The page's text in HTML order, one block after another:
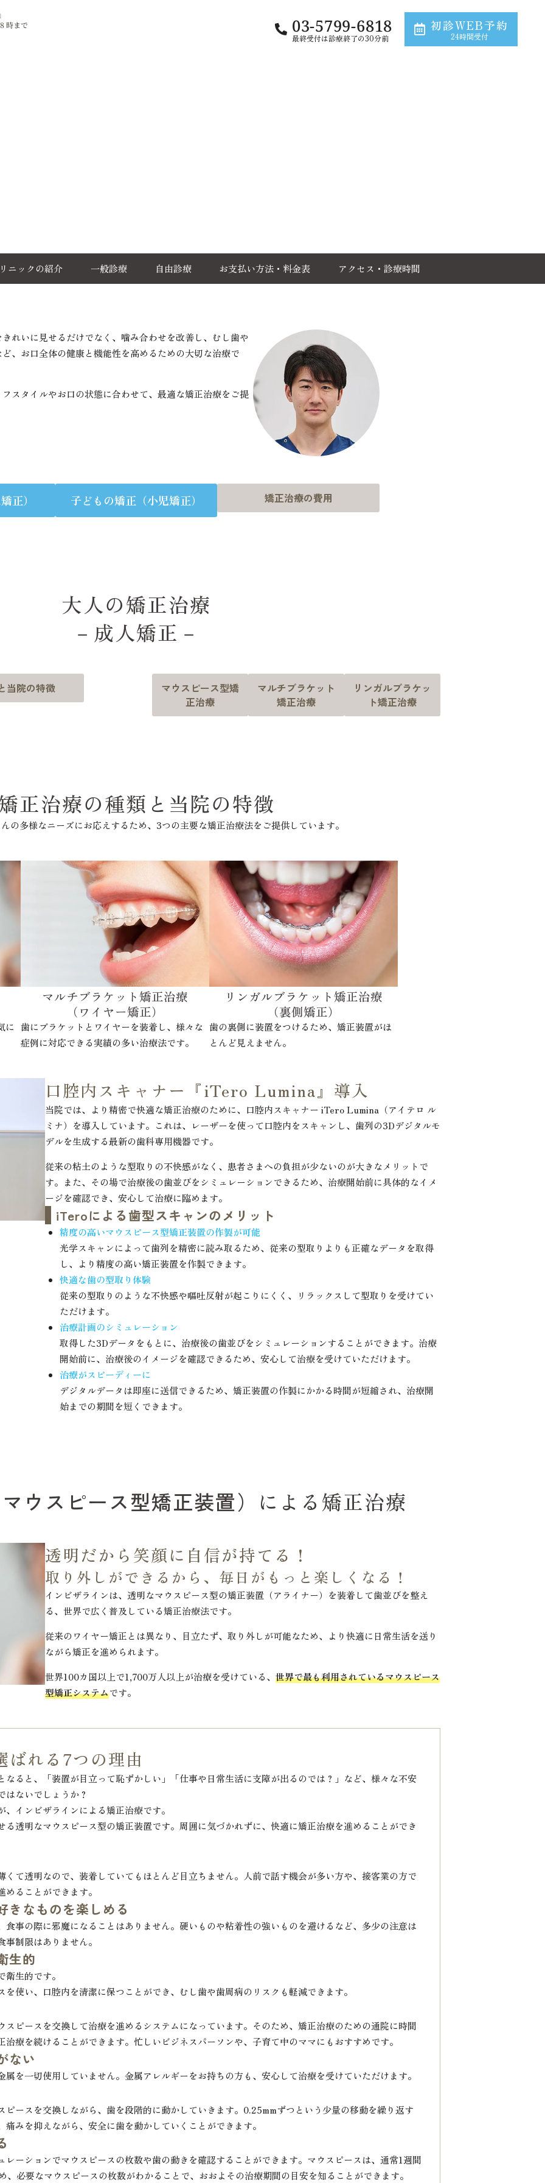
時まで
03-5799-6818
最終受付は診療終了の30分前
初診WEB予約
24時間受付
ニックの紹介
一般診療
自由診療
お支払い方法・料金表 アクセス・診療時間
れいに見せるだけでなく、噛み合わせを改善し、むし歯や
、お口全体の健康と機能性を高めるための大切な治療で
スタイルやお口の状態に合わせて、最適な矯正治療をご提
正） 子どもの矯正（小児矯正） 矯正治療の費用
大人の矯正治療
－成人矯正－
当院の特徴
マウスピース型矯
正治療
マルチブラケット
矯正治療
リンガルブラケッ
ト矯正治療
正治療の種類と当院の特徴
の多様なニーズにお応えするため、3つの主要な矯正治療法をご提供しています。
に
マルチブラケット矯正治療
（ワイヤー矯正）
歯にブラケットとワイヤーを装着し、様々な
症例に対応できる実績の多い治療法です。
リンガルブラケット矯正治療
（裏側矯正）
歯の裏側に装置をつけるため、矯正装置がほ
とんど見えません。
口腔内スキャナー『iTero Lumina』導入
当院では、より精密で快適な矯正治療のために、口腔内スキャナー iTero Lumina（アイテロ ル
ミナ）を導入しています。これは、レーザーを使って口腔内をスキャンし、歯列の3Dデジタルモ
デルを生成する最新の歯科専用機器です。
従来の粘土のような型取りの不快感がなく、患者さまへの負担が少ないのが大きなメリットで
す。また、その場で治療後の歯並びをシミュレーションできるため、治療開始前に具体的なイメ
ージを確認でき、安心して治療に臨めます。
iTeroによる歯型スキャンのメリット
精度の高いマウスピース型矯正装置の作製が可能
光学スキャンによって歯列を精密に読み取るため、従来の型取りよりも正確なデータを取得
し、より精度の高い矯正装置を作製できます。
快適な歯の型取り体験
従来の型取りのような不快感や嘔吐反射が起こりにくく、リラックスして型取りを受けてい
ただけます。
治療計画のシミュレーション
取得した3Dデータをもとに、治療後の歯並びをシミュレーションすることができます。治療
開始前に、治療後のイメージを確認できるため、安心して治療を受けていただけます。
治療がスピーディーに
デジタルデータは即座に送信できるため、矯正装置の作製にかかる時間が短縮され、治療開
始までの期間を短くできます。
マウスピース型矯正装置） による矯正治療
透明だから笑顔に自信が持てる！
取り外しができるから、毎日がもっと楽しくなる！
インビザラインは、透明なマウスピース型の矯正装置（アライナー）を装着して歯並びを整え
る、世界で広く普及している矯正治療法です。
従来のワイヤー矯正とは異なり、目立たず、取り外しが可能なため、より快適に日常生活を送り
ながら矯正を進められます。
世界100カ国以上で1,700万人以上が治療を受けている、 世界で最も利用されているマウスピース
型矯正システムです。
ばれる7つの理由
なると、「装置が目立って恥ずかしい」「仕事や日常生活に支障が出るのでは？」など、様々な不安
はないでしょうか？
インビザラインによる矯正治療です。
る透明なマウスピース型の矯正装置です。周囲に気づかれずに、快適に矯正治療を進めることができ
くて透明なので、装着していてもほとんど目立ちません。人前で話す機会が多い方や、接客業の方で
ることができます。
きなものを楽しめる
食事の際に邪魔になることはありません。硬いものや粘着性の強いものを避けるなど、多少の注意は
制限はありません。
生的
生的です。
使い、口腔内を清潔に保つことができ、むし歯や歯周病のリスクも軽減できます。
スピースを交換して治療を進めるシステムになっています。そのため、矯正治療のための通院に時間
療を続けることができます。忙しいビジネスパーソンや、子育て中のママにもおすすめです。
ない
を一切使用していません。金属アレルギーをお持ちの方も、安心して治療を受けていただけます。
ピースを交換しながら、歯を段階的に動かしていきます。0.25mmずつという少量の移動を繰り返す
みを抑えながら、安全に歯を動かしていくことができます。
レーションでマウスピースの枚数や歯の動きを確認することができます。マウスピースは、通常1週間
、必要なマウスピースの枚数がわかることで、おおよその治療期間の目安を知ることができます。